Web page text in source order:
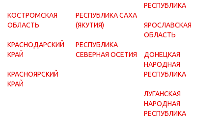
КОСТРОМСКАЯ
ОБЛАСТЬ
КРАСНОДАРСКИЙ
КРАЙ
КРАСНОЯРСКИЙ
КРАЙ
РЕСПУБЛИКА САХА
(ЯКУТИЯ)
РЕСПУБЛИКА
СЕВЕРНАЯ ОСЕТИЯ
РЕСПУБЛИКА
ЯРОСЛАВСКАЯ
ОБЛАСТЬ
ДОНЕЦКАЯ
НАРОДНАЯ
РЕСПУБЛИКА
ЛУГАНСКАЯ
НАРОДНАЯ
РЕСПУБЛИКА